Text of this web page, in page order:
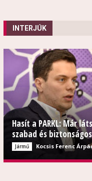
INTERJÚK
Hasít a PARKL: Már
szabad és
Jármű Kocsis Ferenc